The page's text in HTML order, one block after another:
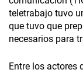
teletrabajo tuvo
que tuvo que
necesarios para
Entre los actores